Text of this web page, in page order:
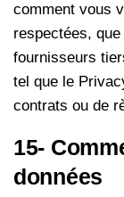
comment vous
respectées,
fournisseurs
tel que le
contrats ou de
15-
données